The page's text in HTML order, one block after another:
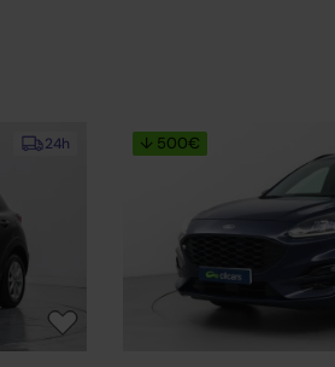
24h ↓ 500€